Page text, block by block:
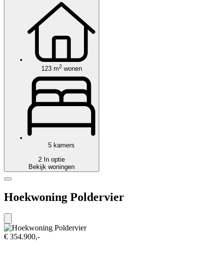
123 m2wonen
5 kamers
2 In optie
Bekijk woningen
Hoekwoning Poldervier
€ 354.900,-